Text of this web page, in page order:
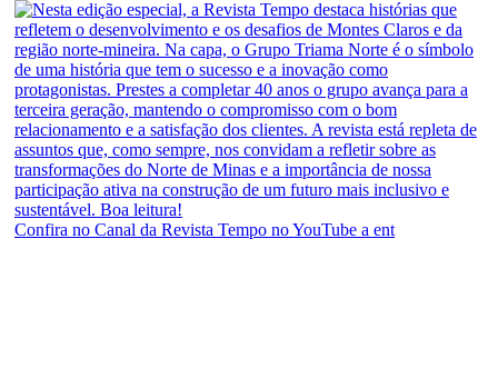
Confira no Canal da Revista Tempo no YouTube a ent